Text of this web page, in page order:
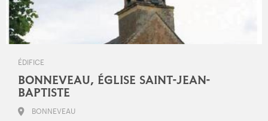
ÉDIFICE
BONNEVEAU, ÉGLISE SAINT-JEAN-
BAPTISTE
BONNEVEAU